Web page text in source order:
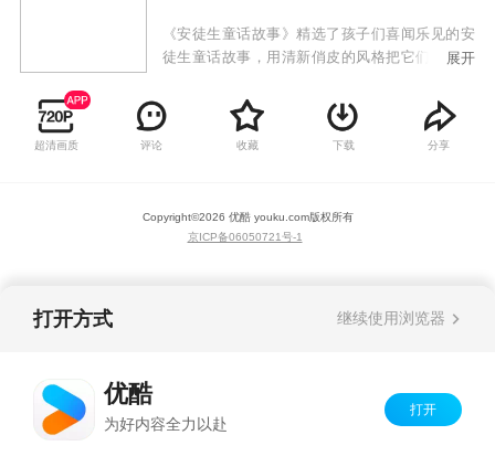
《安徒生童话故事》精选了孩子们喜闻乐见的安
徒生童话故事，用清新俏皮的风格把它们展现在
灵在美好的故事里佯倘，让孩子的童年变得更美
好。
展开
超清画质 评论 收藏 下载 分享
Copyright©2026 优酷 youku.com版权所有
京ICP备06050721号-1
打开方式 继续使用浏览器
优酷
为好内容全力以赴
打开